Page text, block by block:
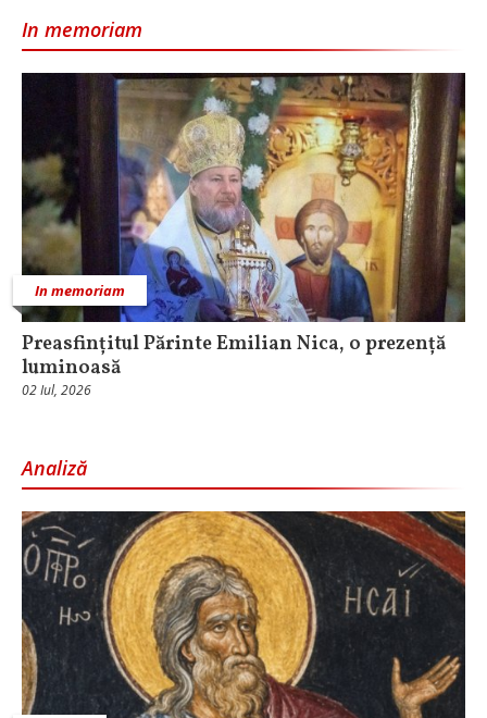
In memoriam
In memoriam
Preasfințitul Părinte Emilian Nica, o prezență
luminoasă
02 Iul, 2026
Analiză